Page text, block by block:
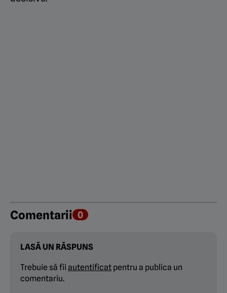
Comentarii 0
LASĂ UN RĂSPUNS
Trebuie să fii autentificat pentru a publica un
comentariu.